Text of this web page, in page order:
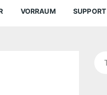
VORRAUM SUPPORT
for: